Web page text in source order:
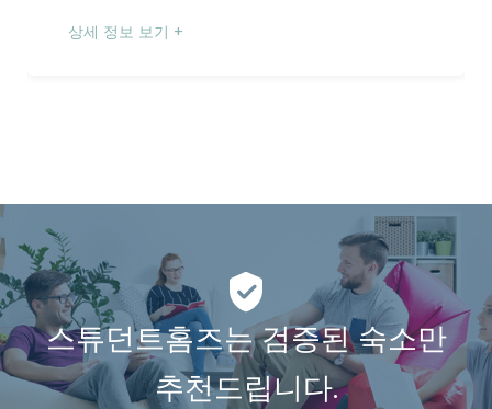
상세 정보 보기 +
스튜던트홈즈는 검증된 숙소만
추천드립니다.